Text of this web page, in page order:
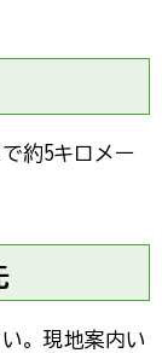
約5キロメー
。現地案内い